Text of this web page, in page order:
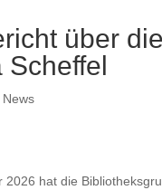
über
Scheffel
News
2026 hat die